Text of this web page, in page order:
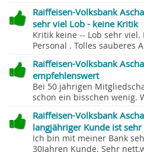
Raiffeisen-Volksbank
sehr viel Lob - keine Kritik
Kritik keine -- Lob sehr
Personal . Tolles sauberes
Raiffeisen-Volksbank
empfehlenswert
Bei 50 jährigen
schon ein bisschen wenig.
Raiffeisen-Volksbank
langjähriger Kunde ist
Ich bin mit meiner Bank
30Jahren Kunde. Sehr